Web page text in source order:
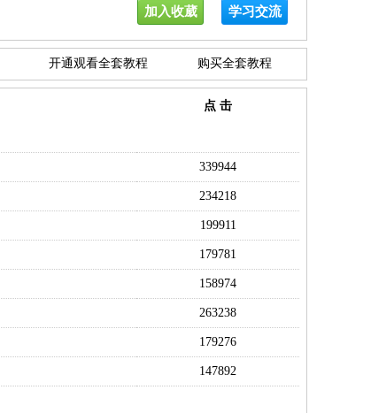
学习交流
加入收葳
开通观看全套教程 购买全套教程
点 击
339944
234218
199911
179781
158974
263238
179276
147892